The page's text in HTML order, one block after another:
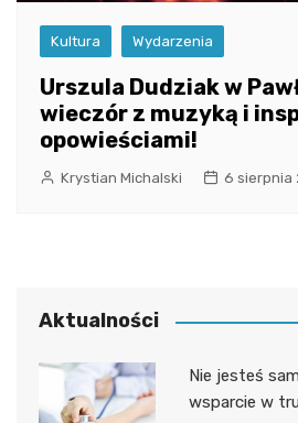
Kultura Wydarzenia
Urszula Dudziak w
wieczór z muzyką i
opowieściami!
Krystian Michalski 6 sierpnia
Aktualności
Nie jesteś
wsparcie w